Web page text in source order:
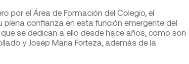
por el Área de Formación del Colegio, el
plena confianza en esta función emergente del
se dedican a ello desde hace años, como son
y Josep Maria Forteza, además de la